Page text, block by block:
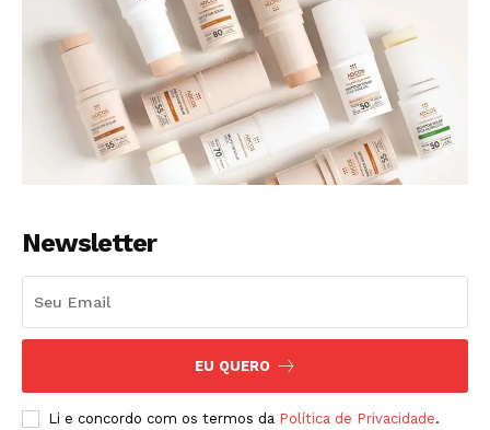
Newsletter
EU QUERO
Li e concordo com os termos da Política de Privacidade.